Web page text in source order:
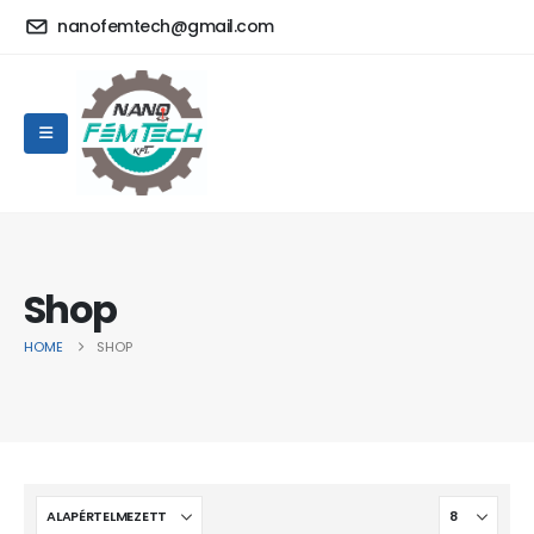
nanofemtech@gmail.com
Shop
HOME SHOP